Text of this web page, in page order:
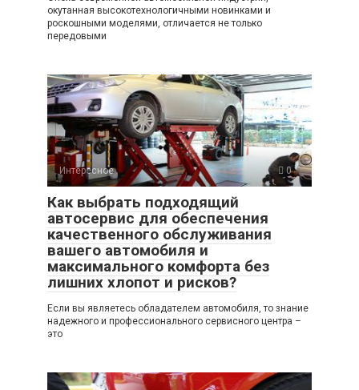
окутанная высокотехнологичными новинками и
роскошными моделями, отличается не только
передовыми
Интересное 0
Как выбрать подходящий
автосервис для обеспечения
качественного обслуживания
вашего автомобиля и
максимального комфорта без
лишних хлопот и рисков?
Если вы являетесь обладателем автомобиля, то знание
надежного и профессионального сервисного центра –
это